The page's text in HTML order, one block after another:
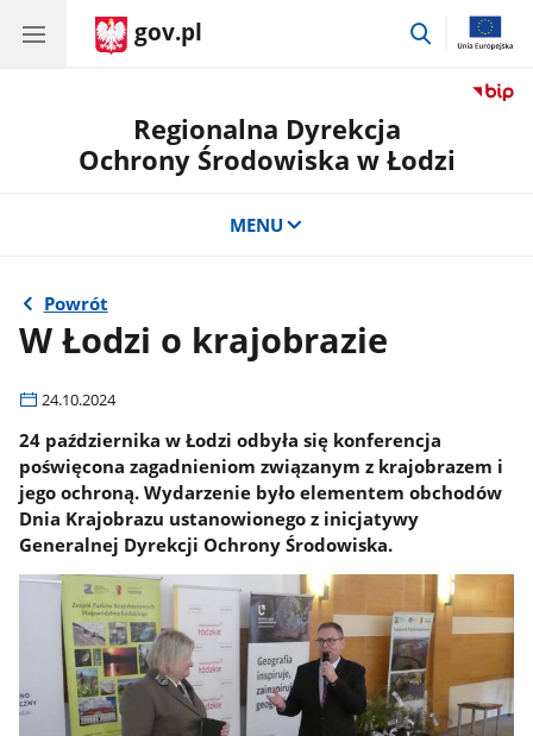
gov.pl
przejdź
Regionalna Dyrekcja
Ochrony Środowiska w Łodzi
MENU
Powrót
W Łodzi o krajobrazie
24.10.2024
24 października w Łodzi odbyła się konferencja
poświęcona zagadnieniom związanym z krajobrazem i
jego ochroną. Wydarzenie było elementem obchodów
Dnia Krajobrazu ustanowionego z inicjatywy
Generalnej Dyrekcji Ochrony Środowiska.